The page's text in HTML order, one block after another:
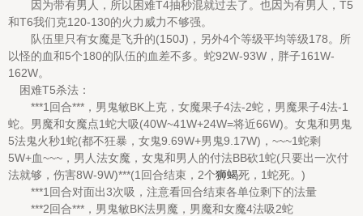
因为带有男人，所以困难T4抽秒混就过去了。也因为有男人，T5
和T6我们克120-130的火力威力不够强。
队伍里只有女魔是飞升的(150J)，另外4个等级平均等级178。所
以怪的血和5个180的队伍的血差不多。蛇92W-93W，胖子161W-
162W。
困难T5杀法：
***1回合***，男鬼敏BK上克，女魔果子4法-2蛇，男魔果子4法-1
蛇。男魔和女魔点1蛇大吸(40W~41W+24W=将近66W)。女鬼和男鬼
5法鬼火秒1蛇(都不狂暴，女鬼9.69W+男鬼9.17W)，~~~1蛇剩
5W+血~~~，男人法女魔，女鬼和男人的付法BB砍1蛇(只要出一次付
法就够，伤害8W-9W)***(1回合结束，2个狮蝎死，1蛇死。)
***1回合对面出3次吸，注意看回合结束各单位剩下的法量
***2回合***，男鬼敏BK法男魔，男魔和女魔4法吸2蛇